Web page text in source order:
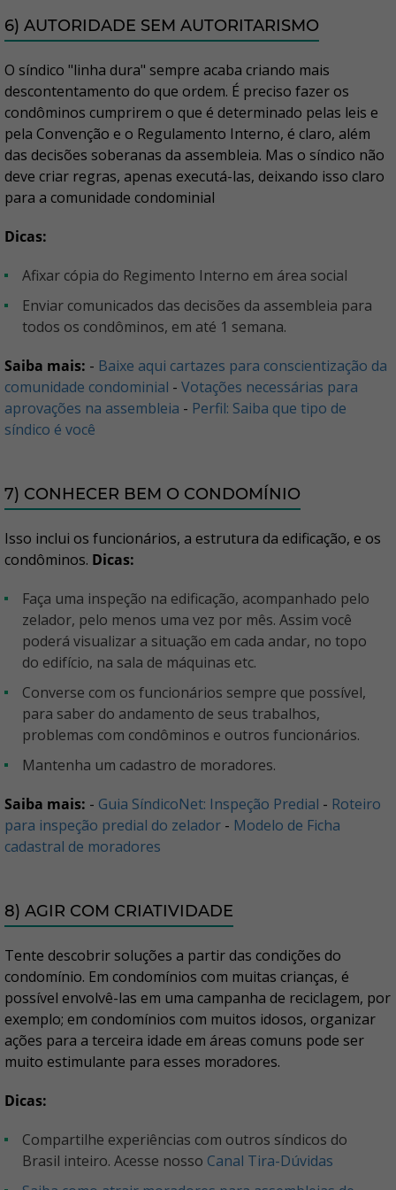
6) AUTORIDADE SEM AUTORITARISMO
O síndico "linha dura" sempre acaba criando mais
descontentamento do que ordem. É preciso fazer os
condôminos cumprirem o que é determinado pelas leis e
pela Convenção e o Regulamento Interno, é claro, além
das decisões soberanas da assembleia. Mas o síndico não
deve criar regras, apenas executá-las, deixando isso claro
para a comunidade condominial
Dicas:
Afixar cópia do Regimento Interno em área social
Enviar comunicados das decisões da assembleia para
todos os condôminos, em até 1 semana.
Saiba mais: - Baixe aqui cartazes para conscientização da
comunidade condominial - Votações necessárias para
aprovações na assembleia - Perfil: Saiba que tipo de
síndico é você
7) CONHECER BEM O CONDOMÍNIO
Isso inclui os funcionários, a estrutura da edificação, e os
condôminos. Dicas:
Faça uma inspeção na edificação, acompanhado pelo
zelador, pelo menos uma vez por mês. Assim você
poderá visualizar a situação em cada andar, no topo
do edifício, na sala de máquinas etc.
Converse com os funcionários sempre que possível,
para saber do andamento de seus trabalhos,
problemas com condôminos e outros funcionários.
Mantenha um cadastro de moradores.
Saiba mais: - Guia SíndicoNet: Inspeção Predial - Roteiro
para inspeção predial do zelador - Modelo de Ficha
cadastral de moradores
8) AGIR COM CRIATIVIDADE
Tente descobrir soluções a partir das condições do
condomínio. Em condomínios com muitas crianças, é
possível envolvê-las em uma campanha de reciclagem, por
exemplo; em condomínios com muitos idosos, organizar
ações para a terceira idade em áreas comuns pode ser
muito estimulante para esses moradores.
Dicas:
Compartilhe experiências com outros síndicos do
Brasil inteiro. Acesse nosso Canal Tira-Dúvidas